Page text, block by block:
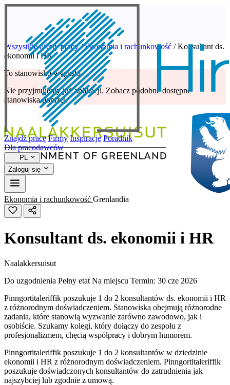
Znajdź pracę Firmy Inspiracje Poradnik
Dla pracodawców
PL
Zaloguj się
Wszystkie oferty pracy / Ekonomia i rachunkowość / Konsultant ds.
ekonomii i HR
To stanowisko wygasło
Nie przyjmujemy już aplikacji. Zobacz podobne dostępne
stanowiska poniżej.
Ekonomia i rachunkowość Grenlandia
Konsultant ds. ekonomii i HR
Naalakkersuisut
Do uzgodnienia Pełny etat Na miejscu Termin: 30 cze 2026
Pinngortitaleriffik poszukuje 1 do 2 konsultantów ds. ekonomii i HR
z różnorodnym doświadczeniem. Stanowiska obejmują różnorodne
zadania, które stanowią wyzwanie zarówno zawodowo, jak i
osobiście. Szukamy kolegi, który dołączy do zespołu z
profesjonalizmem, chęcią współpracy i dobrym humorem.
Pinngortitaleriffik poszukuje 1 do 2 konsultantów w dziedzinie
ekonomii i HR z różnorodnym doświadczeniem. Pinngortitaleriffik
poszukuje doświadczonych konsultantów do zatrudnienia jak
najszybciej lub zgodnie z umową.